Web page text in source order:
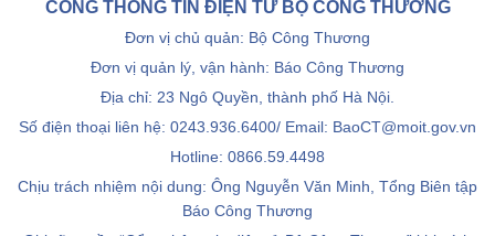
CỔNG THÔNG TIN ĐIỆN TỬ BỘ CÔNG THƯƠNG
Đơn vị chủ quản: Bộ Công Thương
Đơn vị quản lý, vận hành: Báo Công Thương
Địa chỉ: 23 Ngô Quyền, thành phố Hà Nội.
Số điện thoại liên hệ: 0243.936.6400/ Email: BaoCT@moit.gov.vn
Hotline: 0866.59.4498
Chịu trách nhiệm nội dung: Ông Nguyễn Văn Minh, Tổng Biên tập
Báo Công Thương